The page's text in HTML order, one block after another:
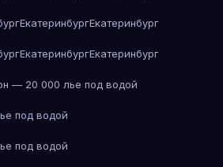
ЕкатеринбургЕкатеринбург
ЕкатеринбургЕкатеринбург
— 20 000 лье под водой
под водой
под водой